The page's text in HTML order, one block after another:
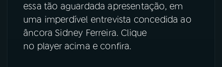
essa tão aguardada apresentação, em
uma imperdível entrevista concedida ao
âncora Sidney Ferreira. Clique
no player acima e confira.